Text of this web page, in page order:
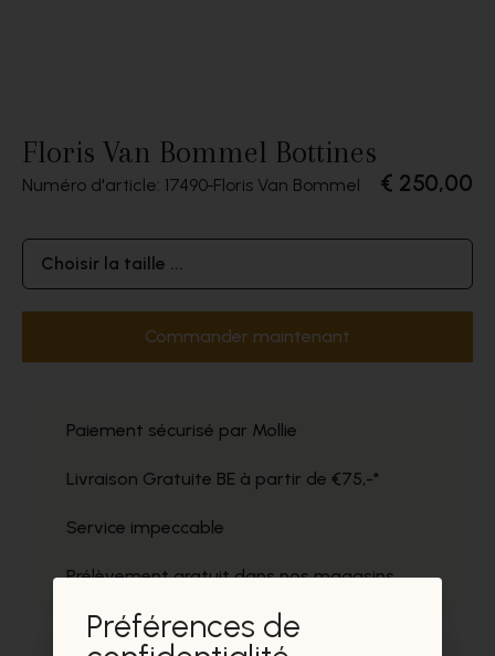
Floris Van Bommel Bottines
Numéro d'article: 17490 Floris Van Bommel € 250,00
Choisir la taille ...
Commander maintenant
Paiement sécurisé par Mollie
Livraison Gratuite BE à partir de €75,-*
Service impeccable
Prélèvement gratuit dans nos magasins
Préférences de